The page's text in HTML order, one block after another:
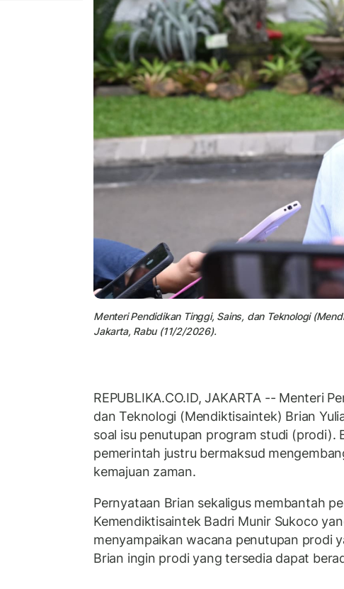
Menteri Pendidikan Tinggi, Sains, dan Teknologi
Jakarta, Rabu (11/2/2026).
REPUBLIKA.CO.ID,JAKARTA -- Menteri
dan Teknologi (Mendiktisaintek) Brian
soal isu penutupan program studi (prodi).
pemerintah justru bermaksud
kemajuan zaman.
Pernyataan Brian sekaligus membantah
Kemendiktisaintek Badri Munir Sukoco
menyampaikan wacana penutupan prodi
Brian ingin prodi yang tersedia dapat